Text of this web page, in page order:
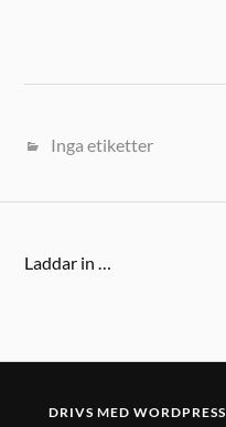
Inga etiketter
Laddar in …
DRIVS MED WORDPRESS